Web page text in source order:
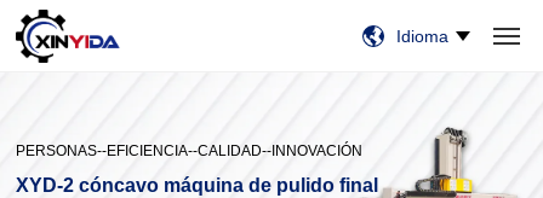
Idioma
PERSONAS--EFICIENCIA--CALIDAD--INNOVACIÓN
XYD-2 cóncavo máquina de pulido final